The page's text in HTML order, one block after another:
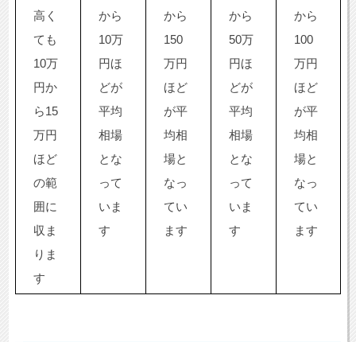
高く
ても
10万
円か
ら15
万円
ほど
の範
囲に
収ま
りま
す
から
10万
円ほ
どが
平均
相場
とな
って
いま
す
から
150
万円
ほど
が平
均相
場と
なっ
てい
ます
から
50万
円ほ
どが
平均
相場
とな
って
いま
す
から
100
万円
ほど
が平
均相
場と
なっ
てい
ます